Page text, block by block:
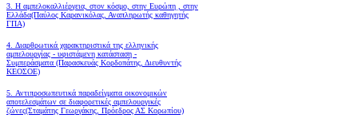
3. Η αμπελοκαλλιέργεια, στον κόσμο, στην Ευρώπη , στην
Ελλάδα(Παύλος Καρανικόλας, Αναπληρωτής καθηγητής
ΓΠΑ)
4. Διαρθρωτικά χαρακτηριστικά της ελληνικής
αμπελουργίας - υφιστάμενη κατάσταση -
Συμπεράσματα (Παρασκευάς Κορδοπάτης, Διευθυντής
ΚΕΟΣΟΕ)
5. Αντιπροσωπευτικά παραδείγματα οικονομικών
αποτελεσμάτων σε διαφορετικές αμπελουργικές
ζώνες(Σταμάτης Γεωργάκης, Πρόεδρος ΑΣ Κορωπίου)